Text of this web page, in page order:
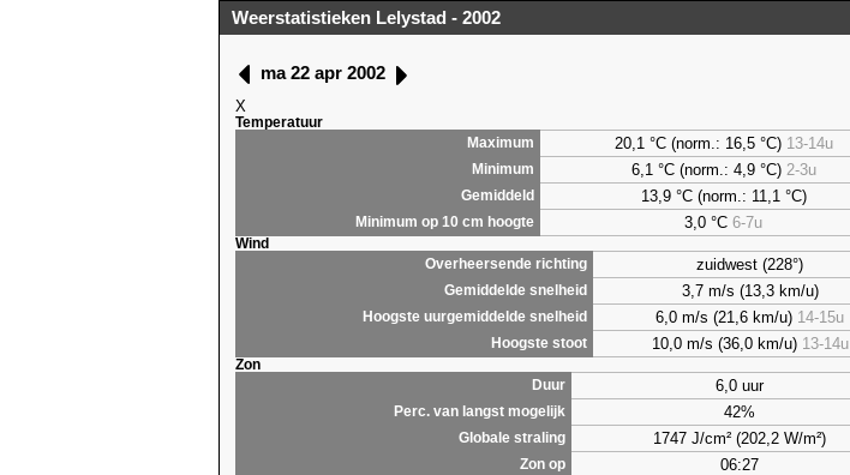
Weerstatistieken Lelystad - 2002
ma 22 apr 2002
X
Temperatuur
Maximum
20,1 °C (norm.: 16,5 °C) 13-14u
Minimum 6,1 °C (norm.: 4,9 °C) 2-3u
Gemiddeld 13,9 °C (norm.: 11,1 °C)
Minimum op 10 cm hoogte 3,0 °C6-7u
Wind
Overheersende richting
zuidwest (228°)
Gemiddelde snelheid 3,7 m/s (13,3 km/u)
Hoogste uurgemiddelde snelheid 6,0 m/s (21,6 km/u) 14-15u
Hoogste stoot 10,0 m/s (36,0 km/u) 13-14u
Zon
Duur
6,0 uur
Perc. van langst mogelijk 42%
Globale straling 1747 J/cm² (202,2 W/m²)
Zon op 06:27